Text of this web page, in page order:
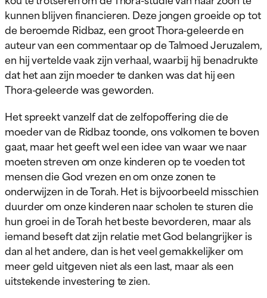
kunnen blijven financieren. Deze jongen groeide op tot
de beroemde Ridbaz, een groot Thora-geleerde en
auteur van een commentaar op de Talmoed Jeruzalem,
en hij vertelde vaak zijn verhaal, waarbij hij benadrukte
dat het aan zijn moeder te danken was dat hij een
Thora-geleerde was geworden.
Het spreekt vanzelf dat de zelfopoffering die de
moeder van de Ridbaz toonde, ons volkomen te boven
gaat, maar het geeft wel een idee van waar we naar
moeten streven om onze kinderen op te voeden tot
mensen die God vrezen en om onze zonen te
onderwijzen in de Torah. Het is bijvoorbeeld misschien
duurder om onze kinderen naar scholen te sturen die
hun groei in de Torah het beste bevorderen, maar als
iemand beseft dat zijn relatie met God belangrijker is
dan al het andere, dan is het veel gemakkelijker om
meer geld uitgeven niet als een last, maar als een
uitstekende investering te zien.